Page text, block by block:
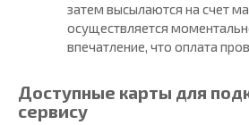
затем высылаются на счет
осуществляется
впечатление, что оплата
Доступные карты для
сервису